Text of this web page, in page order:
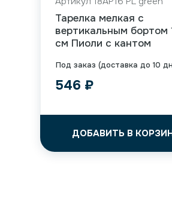
Под заказ (доставка до 10
Тарелка мелкая с
вертикальным бортом
см Пиоли с кантом
546 ₽
ДОБАВИТЬ В